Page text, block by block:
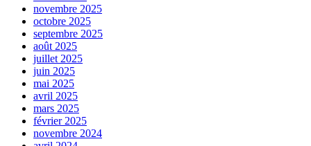
novembre 2025
octobre 2025
septembre 2025
août 2025
juillet 2025
juin 2025
mai 2025
avril 2025
mars 2025
février 2025
novembre 2024